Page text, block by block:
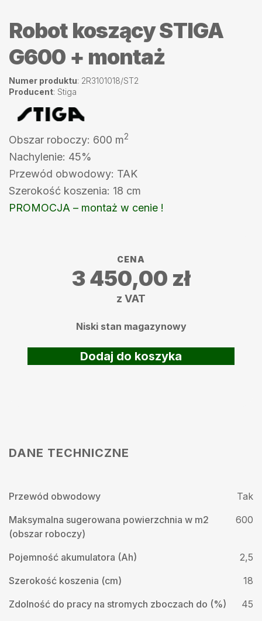
Robot koszący STIGA
G600 + montaż
Numer produktu: 2R3101018/ST2
Producent: Stiga
Obszar roboczy: 600 m2
Nachylenie: 45%
Przewód obwodowy: TAK
Szerokość koszenia: 18 cm
PROMOCJA – montaż w cenie !
CENA
3 450,00 zł
z VAT
Niski stan magazynowy
Dodaj do koszyka
DANE TECHNICZNE
Przewód obwodowy
Tak
Maksymalna sugerowana powierzchnia w m2
(obszar roboczy)
600
Pojemność akumulatora (Ah)
2,5
Szerokość koszenia (cm)
18
Zdolność do pracy na stromych zboczach do (%)
45